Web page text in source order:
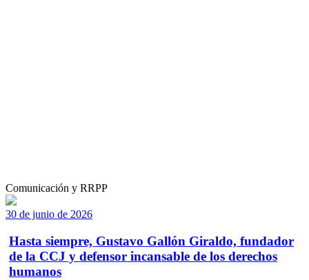
Comunicación y RRPP
30 de junio de 2026
Hasta siempre, Gustavo Gallón Giraldo, fundador
de la CCJ y defensor incansable de los derechos
humanos